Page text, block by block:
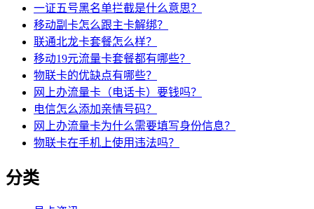
一证五号黑名单拦截是什么意思？
移动副卡怎么跟主卡解绑？
联通北龙卡套餐怎么样？
移动19元流量卡套餐都有哪些？
物联卡的优缺点有哪些？
网上办流量卡（电话卡）要钱吗？
电信怎么添加亲情号码？
网上办流量卡为什么需要填写身份信息？
物联卡在手机上使用违法吗？
分类